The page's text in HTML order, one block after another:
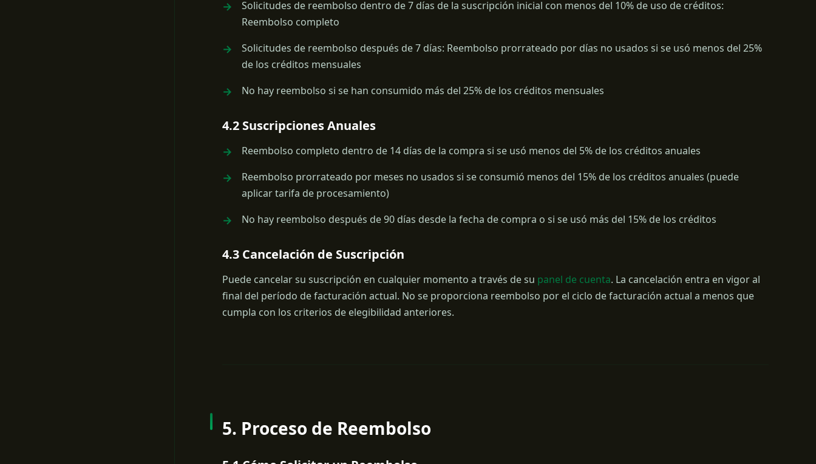
Solicitudes de reembolso dentro de 7 días de la suscripción inicial con menos del 10% de uso de créditos:
Reembolso completo
Solicitudes de reembolso después de 7 días: Reembolso prorrateado por días no usados si se usó menos del 25%
de los créditos mensuales
No hay reembolso si se han consumido más del 25% de los créditos mensuales
4.2 Suscripciones Anuales
Reembolso completo dentro de 14 días de la compra si se usó menos del 5% de los créditos anuales
Reembolso prorrateado por meses no usados si se consumió menos del 15% de los créditos anuales (puede
aplicar tarifa de procesamiento)
No hay reembolso después de 90 días desde la fecha de compra o si se usó más del 15% de los créditos
4.3 Cancelación de Suscripción
Puede cancelar su suscripción en cualquier momento a través de su panel de cuenta. La cancelación entra en vigor al
final del período de facturación actual. No se proporciona reembolso por el ciclo de facturación actual a menos que
cumpla con los criterios de elegibilidad anteriores.
5. Proceso de Reembolso